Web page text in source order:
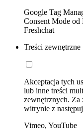
Google Tag
Consent Mode
Freshchat
Treści zewnętrzne
Akceptacja tych
lub inne treści
zewnętrznych.
witrynie z
Vimeo, YouTube